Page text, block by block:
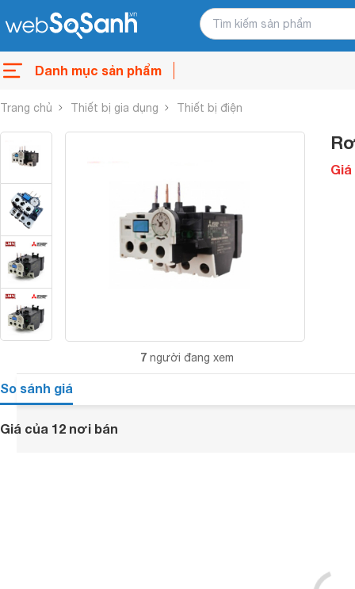
Danh mục sản phẩm
Trang chủ Thiết bị gia dụng Thiết bị điện
7 người đang xem
So sánh giá
Giá của 12 nơi bán